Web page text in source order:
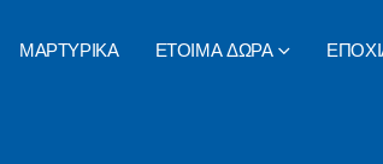
ΜΑΡΤΥΡΙΚΑ ΕΤΟΙΜΑ ΔΩΡΑ